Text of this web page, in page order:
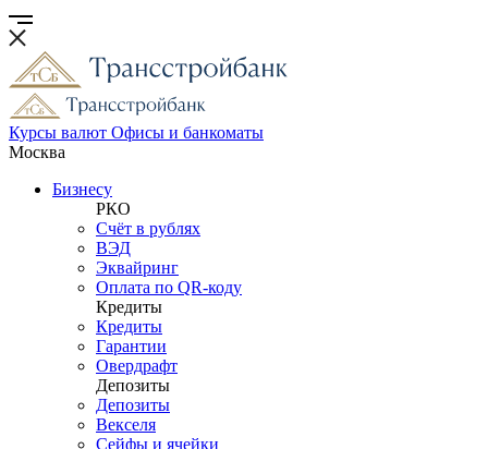
Курсы валют Офисы и банкоматы
Москва
Бизнесу
РКО
Счёт в рублях
ВЭД
Эквайринг
Оплата по QR-коду
Кредиты
Кредиты
Гарантии
Овердрафт
Депозиты
Депозиты
Векселя
Сейфы и ячейки